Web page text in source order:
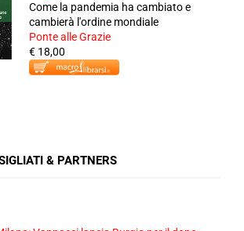
Come la pandemia ha cambiato e
cambierà l'ordine mondiale
Ponte alle Grazie
€ 18,00
& PARTNERS